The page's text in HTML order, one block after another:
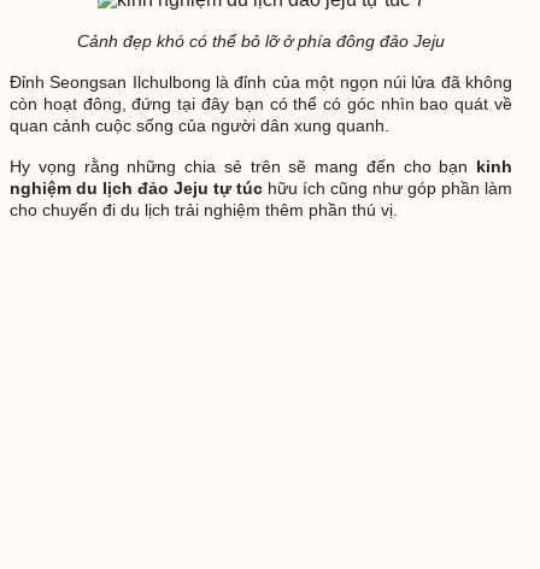
Cảnh đẹp khó có thể bỏ lỡ ở phía đông đảo Jeju
Đỉnh Seongsan Ilchulbong là đỉnh của một ngọn núi lửa đã không
còn hoạt đông, đứng tại đây bạn có thể có góc nhìn bao quát về
quan cảnh cuộc sống của người dân xung quanh.
Hy vọng rằng những chia sẻ trên sẽ mang đến cho bạn kinh
nghiệm du lịch đảo Jeju tự túc hữu ích cũng như góp phần làm
cho chuyến đi du lịch trải nghiệm thêm phần thú vị.